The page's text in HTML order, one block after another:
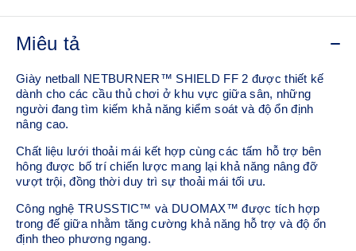
Miêu tả
Giày netball NETBURNER™ SHIELD FF 2 được thiết kế
dành cho các cầu thủ chơi ở khu vực giữa sân, những
người đang tìm kiếm khả năng kiểm soát và độ ổn định
nâng cao.
Chất liệu lưới thoải mái kết hợp cùng các tấm hỗ trợ bên
hông được bố trí chiến lược mang lại khả năng nâng đỡ
vượt trội, đồng thời duy trì sự thoải mái tối ưu.​
Công nghệ TRUSSTIC™ và DUOMAX™ được tích hợp
trong đế giữa nhằm tăng cường khả năng hỗ trợ và độ ổn
định theo phương ngang.